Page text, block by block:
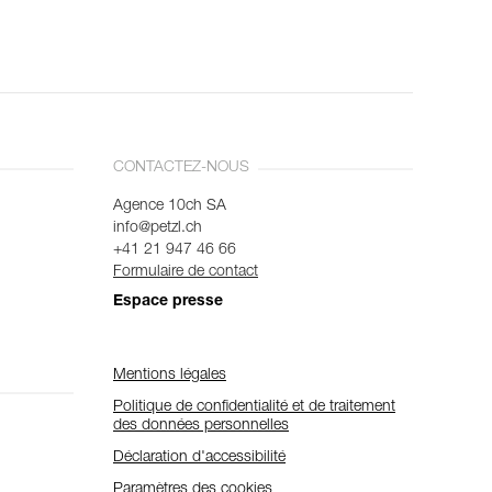
CONTACTEZ-NOUS
Agence 10ch SA
info@petzl.ch
+41 21 947 46 66
Formulaire de contact
Espace presse
Mentions légales
Politique de confidentialité et de traitement
des données personnelles
Déclaration d'accessibilité